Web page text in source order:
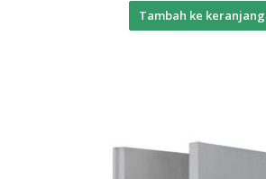
Tambah ke keranjang